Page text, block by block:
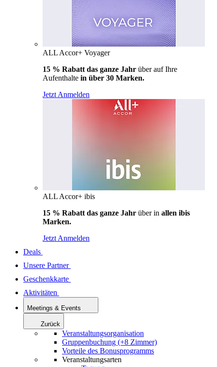
ALL Accor+ Voyager
15 % Rabatt das ganze Jahr über auf Ihre
Aufenthalte in über 30 Marken.
Jetzt Anmelden
ALL Accor+ ibis
15 % Rabatt das ganze Jahr über in allen ibis
Marken.
Jetzt Anmelden
Deals
Unsere Partner
Geschenkkarte
Aktivitäten
Meetings & Events
Zurück
Veranstaltungsorganisation
Gruppenbuchung (+8 Zimmer)
Vorteile des Bonusprogramms
Veranstaltungsarten